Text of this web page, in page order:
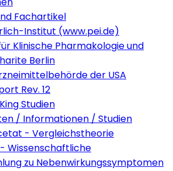
Fachartikel
Institut (www.pei.de)
Klinische Pharmakologie und
Berlin
der USA
Rev. 12
Studien
/ Informationen / Studien
- Vergleichstheorie
Wissenschaftliche
zu Nebenwirkungssymptomen